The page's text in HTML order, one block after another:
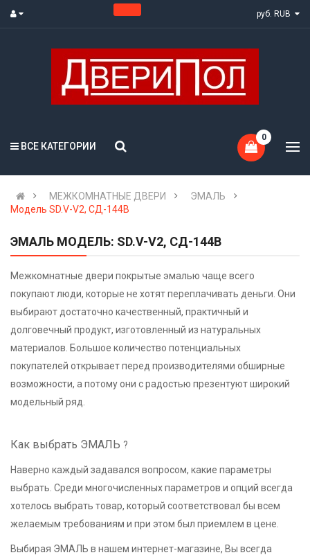
ВСЕ КАТЕГОРИИ
0
МЕЖКОМНАТНЫЕ ДВЕРИ
ЭМАЛЬ
Модель SD.V-V2, СД-144В
ЭМАЛЬ МОДЕЛЬ: SD.V-V2, СД-144В
Межкомнатные двери покрытые эмалью чаще всего
покупают люди, которые не хотят переплачивать деньги. Они
выбирают достаточно качественный, практичный и
долговечный продукт, изготовленный из натуральных
материалов. Большое количество потенциальных
покупателей открывает перед производителями обширные
возможности, а потому они с радостью презентуют широкий
модельный ряд.
Как выбрать ЭМАЛЬ ?
Наверно каждый задавался вопросом, какие параметры
выбрать. Среди многочисленных параметров и опций всегда
хотелось выбрать товар, который соответствовал бы всем
желаемым требованиям и при этом был приемлем в цене.
Выбирая ЭМАЛЬ в нашем интернет-магазине, Вы всегда